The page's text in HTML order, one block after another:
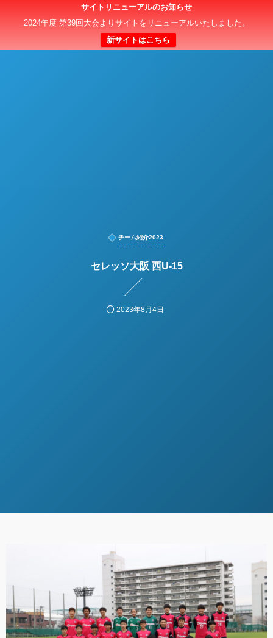
サイトリニューアルのお知らせ
2024年度 第39回大会よりサイトをリニューアルいたしました。
新サイトはこちら
日本クラブユースサッカー選手権（U-15）大会
チーム紹介2023
セレッソ大阪 西U-15
2023年8月4日